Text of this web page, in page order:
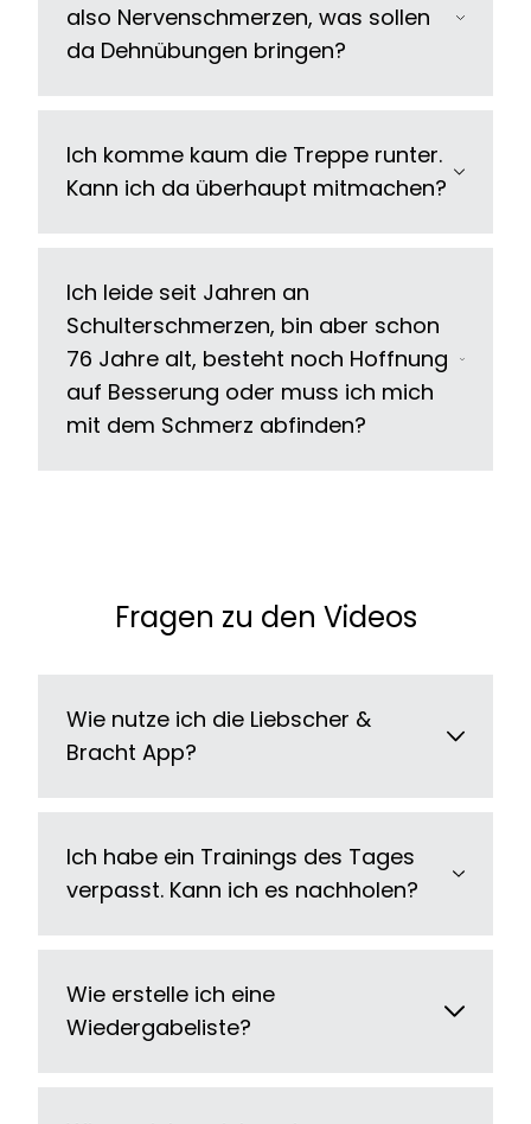
also Nervenschmerzen, was sollen
da Dehnübungen bringen?
Ich komme kaum die Treppe runter.
Kann ich da überhaupt mitmachen?
Ich leide seit Jahren an
Schulterschmerzen, bin aber schon
76 Jahre alt, besteht noch Hoffnung
auf Besserung oder muss ich mich
mit dem Schmerz abfinden?
Fragen zu den Videos
Wie nutze ich die Liebscher &
Bracht App?
Ich habe ein Trainings des Tages
verpasst. Kann ich es nachholen?
Wie erstelle ich eine
Wiedergabeliste?